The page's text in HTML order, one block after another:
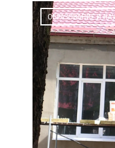
ОБРАЗОВАНИЕ И